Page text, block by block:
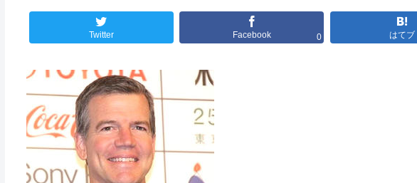
Twitter Facebook 0 はてブ